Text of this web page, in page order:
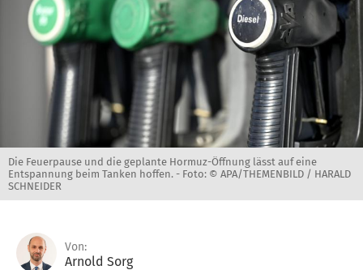
Die Feuerpause und die geplante Hormuz-Öffnung lässt auf eine
Entspannung beim Tanken hoffen. - Foto: © APA/THEMENBILD / HARALD
SCHNEIDER
Von:
Arnold Sorg